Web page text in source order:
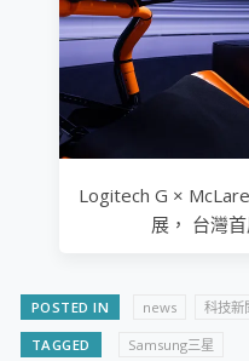
Logitech G ×
展， 台灣
POSTED IN news 科技新
TAGGED Samsung三星